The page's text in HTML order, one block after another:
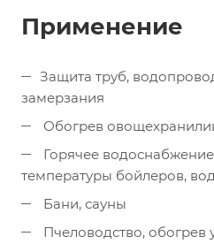
Применение
Защита труб,
замерзания
Обогрев
Горячее
температуры бойлеров,
Бани, сауны
Пчеловодство, обогрев